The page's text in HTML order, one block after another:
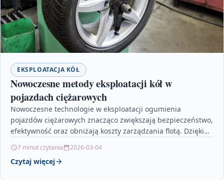
EKSPLOATACJA KÓŁ
Nowoczesne metody eksploatacji kół w
pojazdach ciężarowych
Nowoczesne technologie w eksploatacji ogumienia
pojazdów ciężarowych znacząco zwiększają bezpieczeństwo,
efektywność oraz obniżają koszty zarządzania flotą. Dzięki
inteligentnym…
7 minut czytania 2026-03-04
Czytaj więcej